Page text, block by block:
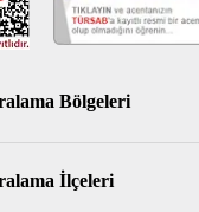
Bölgeleri
İlçeleri